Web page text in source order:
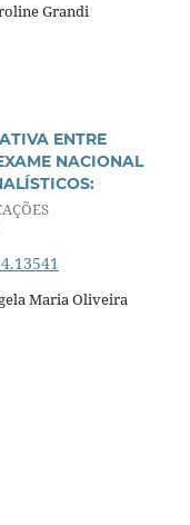
Grandi
ENTRE
NACIONAL
Maria Oliveira